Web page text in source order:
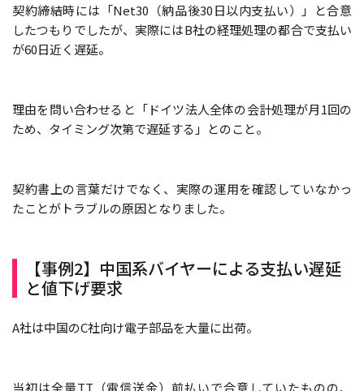
契約締結時には「Net30（納品後30日以内支払い）」と合意
したつもりでしたが、実際にはB社の経理処理の都合で支払い
が60日近く遅延。
理由を問い合わせると「ドイツ法人全体の会計処理が月1回の
ため、タイミング次第で遅延する」とのこと。
契約書上の言葉だけでなく、実際の運用を確認していなかっ
たことがトラブルの原因となりました。
【事例2】中国系バイヤーによる支払い遅延
と値下げ要求
A社は中国のC社向け電子部品を大量に出荷。
当初は全量TT（電信送金）前払いで合意していたものの、